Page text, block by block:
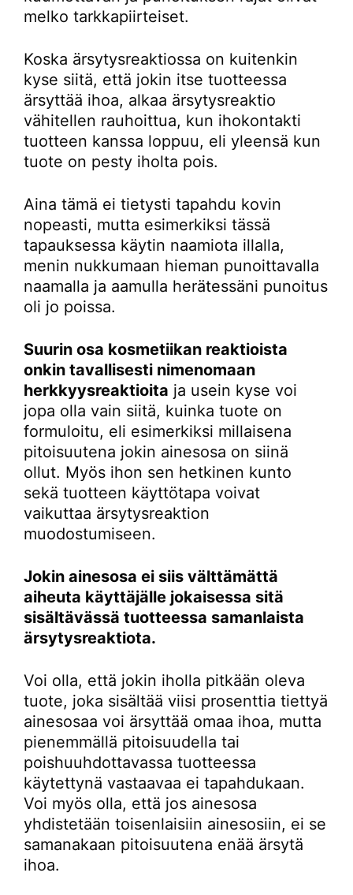
melko tarkkapiirteiset.
Koska ärsytysreaktiossa on kuitenkin
kyse siitä, että jokin itse tuotteessa
ärsyttää ihoa, alkaa ärsytysreaktio
vähitellen rauhoittua, kun ihokontakti
tuotteen kanssa loppuu, eli yleensä kun
tuote on pesty iholta pois.
Aina tämä ei tietysti tapahdu kovin
nopeasti, mutta esimerkiksi tässä
tapauksessa käytin naamiota illalla,
menin nukkumaan hieman punoittavalla
naamalla ja aamulla herätessäni punoitus
oli jo poissa.
Suurin osa kosmetiikan reaktioista
onkin tavallisesti nimenomaan
herkkyysreaktioita ja usein kyse voi
jopa olla vain siitä, kuinka tuote on
formuloitu, eli esimerkiksi millaisena
pitoisuutena jokin ainesosa on siinä
ollut. Myös ihon sen hetkinen kunto
sekä tuotteen käyttötapa voivat
vaikuttaa ärsytysreaktion
muodostumiseen.
Jokin ainesosa ei siis välttämättä
aiheuta käyttäjälle jokaisessa sitä
sisältävässä tuotteessa samanlaista
ärsytysreaktiota.
Voi olla, että jokin iholla pitkään oleva
tuote, joka sisältää viisi prosenttia tiettyä
ainesosaa voi ärsyttää omaa ihoa, mutta
pienemmällä pitoisuudella tai
poishuuhdottavassa tuotteessa
käytettynä vastaavaa ei tapahdukaan.
Voi myös olla, että jos ainesosa
yhdistetään toisenlaisiin ainesosiin, ei se
samanakaan pitoisuutena enää ärsytä
ihoa.